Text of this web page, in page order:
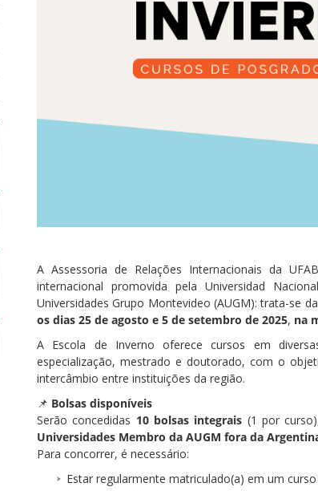
A Assessoria de Relações Internacionais da
internacional promovida pela Universidad
Universidades Grupo Montevideo (AUGM): trata-se da
os dias 25 de agosto e 5 de setembro de 2025, na
A Escola de Inverno oferece cursos em
especialização, mestrado e doutorado, com o
intercâmbio entre instituições da região.
📌 Bolsas disponíveis
Serão concedidas 10 bolsas integrais (1 por
Universidades Membro da AUGM fora da
Para concorrer, é necessário:
Estar regularmente matriculado(a) em um